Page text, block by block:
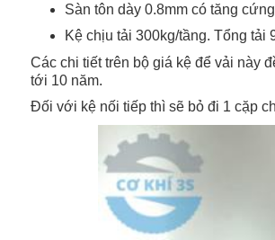
Sàn tôn dày 0.8mm có tăng
Kệ chịu tải 300kg/tầng. Tổng tải
Các chi tiết trên bộ giá kệ để vải này
tới 10 năm.
Đối với kệ nối tiếp thì sẽ bỏ đi 1 cặp